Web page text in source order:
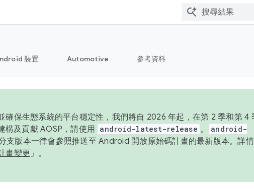
裝置 Automotive 參考資料
確保生態系統的平台穩定性，我們將自 2026 年起，在第 2 季和第 4
構及貢獻 AOSP，請使用 android-latest-release 。
android-
支版本一律會參照推送至 Android 開放原始碼計畫的最新版本。詳
畫變更 」。